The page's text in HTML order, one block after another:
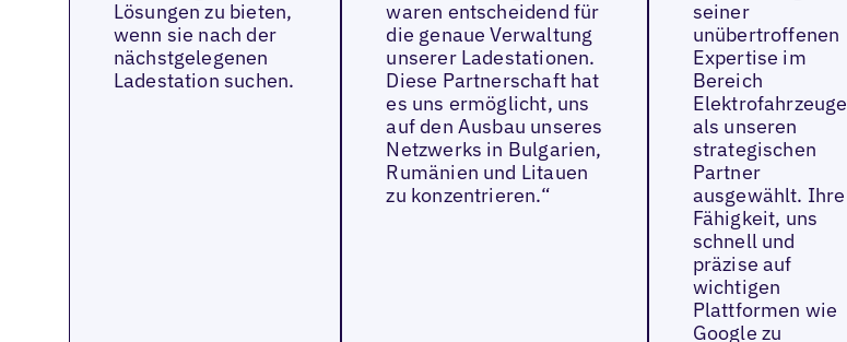
Lösungen zu bieten,
wenn sie nach der
nächstgelegenen
Ladestation suchen.
waren entscheidend für
die genaue Verwaltung
unserer Ladestationen.
Diese Partnerschaft hat
es uns ermöglicht, uns
auf den Ausbau unseres
Netzwerks in Bulgarien,
Rumänien und Litauen
zu konzentrieren.“
seiner
unübertroffenen
Expertise im
Bereich
Elektrofahrzeuge
als unseren
strategischen
Partner
ausgewählt. Ihre
Fähigkeit, uns
schnell und
präzise auf
wichtigen
Plattformen wie
Google zu